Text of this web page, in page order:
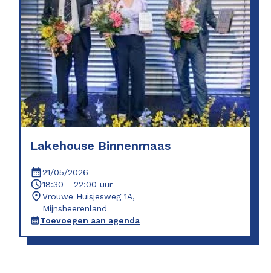
Lakehouse Binnenmaas
21/05/2026
18:30 - 22:00 uur
Vrouwe Huisjesweg 1A,
Mijnsheerenland
Toevoegen aan agenda